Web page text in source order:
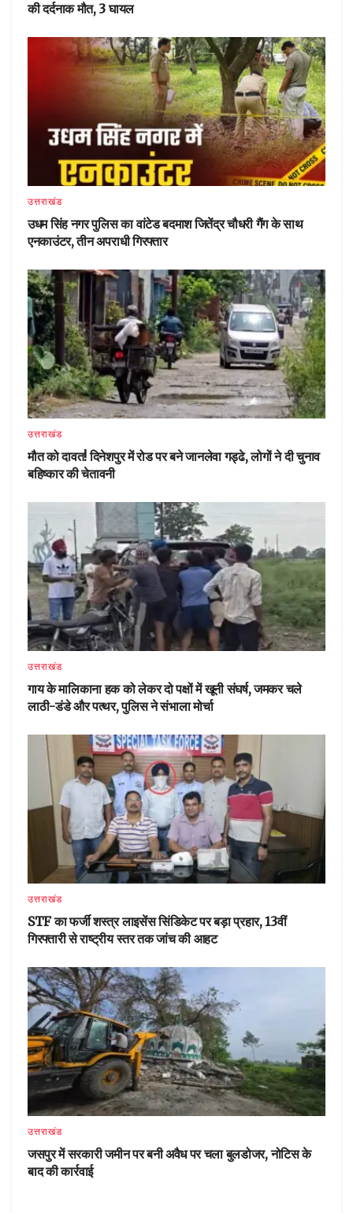
की दर्दनाक मौत, 3 घायल
उत्तराखंड
उधम सिंह नगर पुलिस का वांटेड बदमाश जितेंद्र चौधरी गैंग के साथ
एनकाउंटर, तीन अपराधी गिरफ्तार
उत्तराखंड
मौत को दावत! दिनेशपुर में रोड पर बने जानलेवा गड्ढे, लोगों ने दी चुनाव
बहिष्कार की चेतावनी
उत्तराखंड
गाय के मालिकाना हक को लेकर दो पक्षों में खूनी संघर्ष, जमकर चले
लाठी-डंडे और पत्थर, पुलिस ने संभाला मोर्चा
उत्तराखंड
STF का फर्जी शस्त्र लाइसेंस सिंडिकेट पर बड़ा प्रहार, 13वीं
गिरफ्तारी से राष्ट्रीय स्तर तक जांच की आहट
उत्तराखंड
जसपुर में सरकारी जमीन पर बनी अवैध पर चला बुलडोजर, नोटिस के
बाद की कार्रवाई